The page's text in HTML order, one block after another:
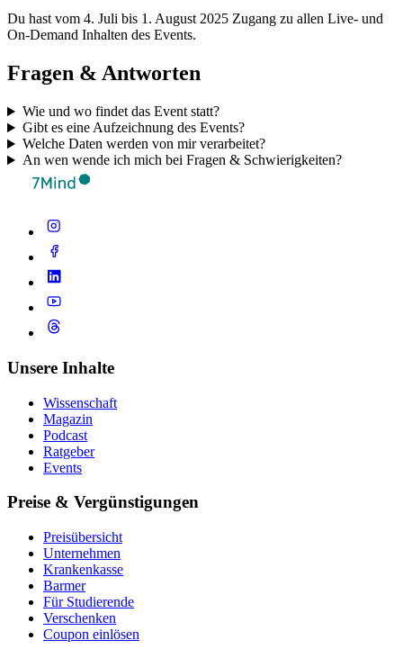
Du hast vom 4. Juli bis 1. August 2025 Zugang zu allen Live- und
On-Demand Inhalten des Events.
Fragen & Antworten
Wie und wo findet das Event statt?
Gibt es eine Aufzeichnung des Events?
Welche Daten werden von mir verarbeitet?
An wen wende ich mich bei Fragen & Schwierigkeiten?
Unsere Inhalte
Wissenschaft
Magazin
Podcast
Ratgeber
Events
Preise & Vergünstigungen
Preisübersicht
Unternehmen
Krankenkasse
Barmer
Für Studierende
Ver­schen­ken
Coupon einlösen